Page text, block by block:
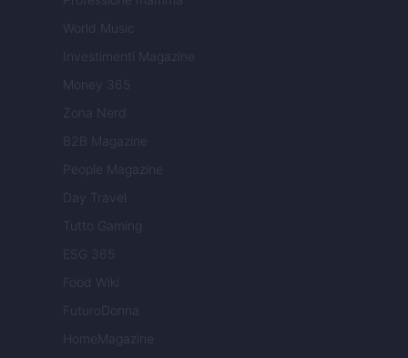
World Music
Investimenti Magazine
Money 365
Zona Nerd
B2B Magazine
People Magazine
Day Travel
Tutto Gaming
ESG 365
Food Wiki
FuturoDonna
HomeMagazine